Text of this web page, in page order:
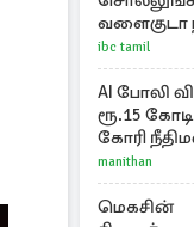
வளைகுடா
ஈரான்
எச்சரிக்கை
ibc tamil
AI போலி
ரூ.15
கோரி
நடிகை
manithan
மெகசின்